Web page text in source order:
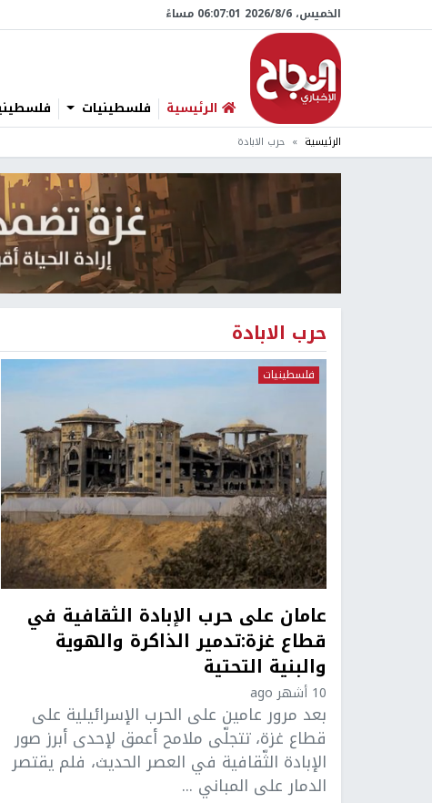
الخميس، 6/‏8/‏2026 06:07:02 مساءً
الرئيسية فلسطينيات فلسطينيو
الرئيسية حرب الابادة
حرب الابادة
فلسطينيات
عامان على حرب الإبادة الثقافية في
قطاع غزة:تدمير الذاكرة والهوية
والبنية التحتية
10 أشهر ago
بعد مرور عامين على الحرب الإسرائيلية على
قطاع غزة، تتجلّى ملامح أعمق لإحدى أبرز صور
الإبادة الثّقافية في العصر الحديث، فلم يقتصر
الدمار على المباني ...